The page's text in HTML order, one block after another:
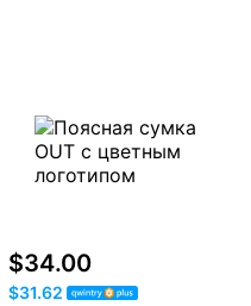
$34.00
$31.62